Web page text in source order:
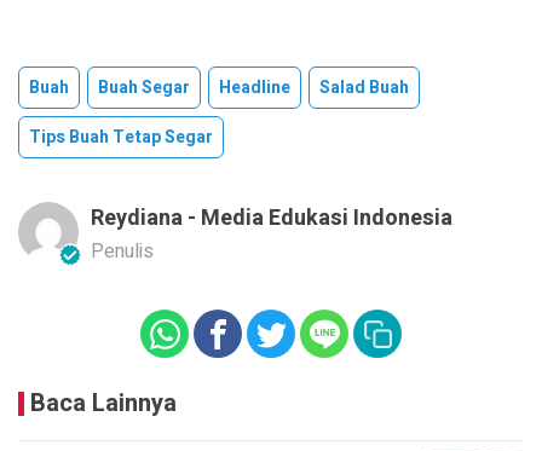
Buah Buah Segar Headline
Salad Buah
Tips Buah Tetap Segar
Reydiana - Media Edukasi Indonesia
Penulis
Baca Lainnya